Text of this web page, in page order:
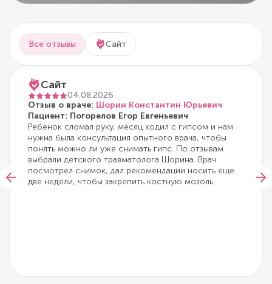
Все отзывы Сайт
Сайт
04.08.2026
Отзыв о враче: Шорин Константин Юрьевич
Пациент: Погорелов Егор Евгеньевич
Ребенок сломал руку, месяц ходил с гипсом и нам
нужна была консультация опытного врача, чтобы
понять можно ли уже снимать гипс. По отзывам
выбрали детского травматолога Шорина. Врач
посмотрел снимок, дал рекомендации носить еще
две недели, чтобы закрепить костную мозоль.